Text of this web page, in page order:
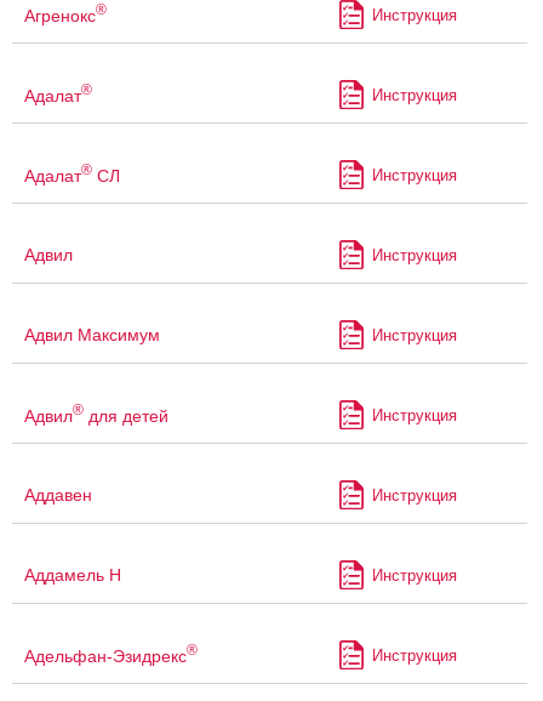
Агренокс® Инструкция
Адалат® Инструкция
Адалат® СЛ Инструкция
Адвил Инструкция
Адвил Максимум Инструкция
Адвил® для детей Инструкция
Аддавен Инструкция
Аддамель Н Инструкция
Адельфан-Эзидрекс® Инструкция